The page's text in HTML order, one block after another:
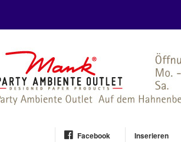
Facebook
Inserieren